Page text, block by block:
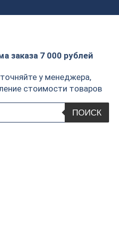
заказа 7 000 рублей
у менеджера,
стоимости товаров
ПОИСК